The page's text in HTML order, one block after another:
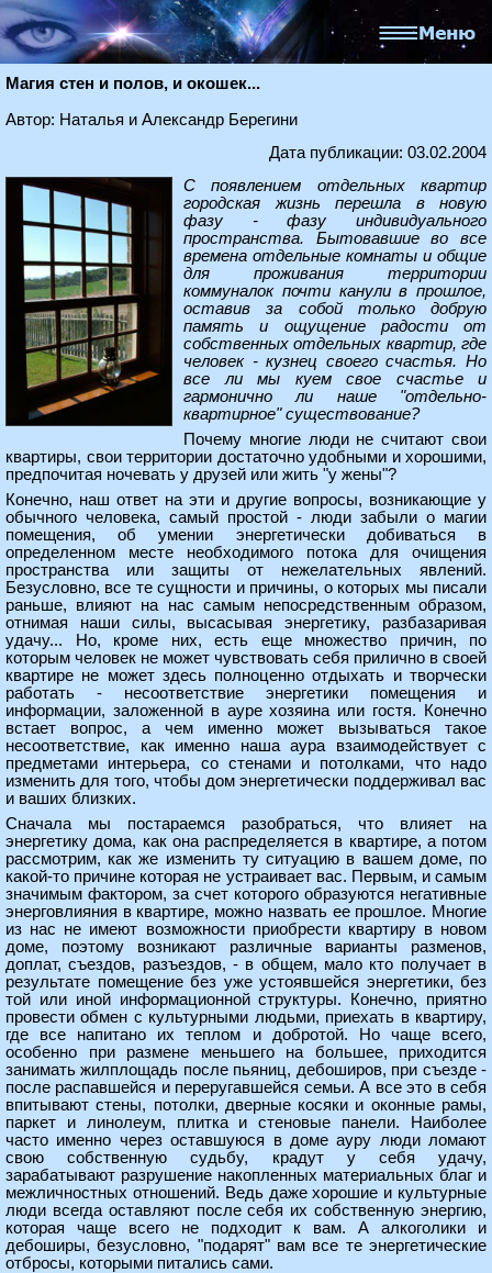
Магия стен и полов, и окошек...
Автор: Наталья и Александр Берегини
Дата публикации: 03.02.2004
С появлением отдельных квартир
городская жизнь перешла в новую
фазу - фазу индивидуального
пространства. Бытовавшие во все
времена отдельные комнаты и общие
для проживания территории
коммуналок почти канули в прошлое,
оставив за собой только добрую
память и ощущение радости от
собственных отдельных квартир, где
человек - кузнец своего счастья. Но
все ли мы куем свое счастье и
гармонично ли наше "отдельно-
квартирное" существование?
Почему многие люди не считают свои
квартиры, свои территории достаточно удобными и хорошими,
предпочитая ночевать у друзей или жить "у жены"?
Конечно, наш ответ на эти и другие вопросы, возникающие у
обычного человека, самый простой - люди забыли о магии
помещения, об умении энергетически добиваться в
определенном месте необходимого потока для очищения
пространства или защиты от нежелательных явлений.
Безусловно, все те сущности и причины, о которых мы писали
раньше, влияют на нас самым непосредственным образом,
отнимая наши силы, высасывая энергетику, разбазаривая
удачу... Но, кроме них, есть еще множество причин, по
которым человек не может чувствовать себя прилично в своей
квартире не может здесь полноценно отдыхать и творчески
работать - несоответствие энергетики помещения и
информации, заложенной в ауре хозяина или гостя. Конечно
встает вопрос, а чем именно может вызываться такое
несоответствие, как именно наша аура взаимодействует с
предметами интерьера, со стенами и потолками, что надо
изменить для того, чтобы дом энергетически поддерживал вас
и ваших близких.
Сначала мы постараемся разобраться, что влияет на
энергетику дома, как она распределяется в квартире, а потом
рассмотрим, как же изменить ту ситуацию в вашем доме, по
какой-то причине которая не устраивает вас. Первым, и самым
значимым фактором, за счет которого образуются негативные
энерговлияния в квартире, можно назвать ее прошлое. Многие
из нас не имеют возможности приобрести квартиру в новом
доме, поэтому возникают различные варианты разменов,
доплат, съездов, разъездов, - в общем, мало кто получает в
результате помещение без уже устоявшейся энергетики, без
той или иной информационной структуры. Конечно, приятно
провести обмен с культурными людьми, приехать в квартиру,
где все напитано их теплом и добротой. Но чаще всего,
особенно при размене меньшего на большее, приходится
занимать жилплощадь после пьяниц, дебоширов, при съезде -
после распавшейся и переругавшейся семьи. А все это в себя
впитывают стены, потолки, дверные косяки и оконные рамы,
паркет и линолеум, плитка и стеновые панели. Наиболее
часто именно через оставшуюся в доме ауру люди ломают
свою собственную судьбу, крадут у себя удачу,
зарабатывают разрушение накопленных материальных благ и
межличностных отношений. Ведь даже хорошие и культурные
люди всегда оставляют после себя их собственную энергию,
которая чаще всего не подходит к вам. А алкоголики и
дебоширы, безусловно, "подарят" вам все те энергетические
отбросы, которыми питались сами.